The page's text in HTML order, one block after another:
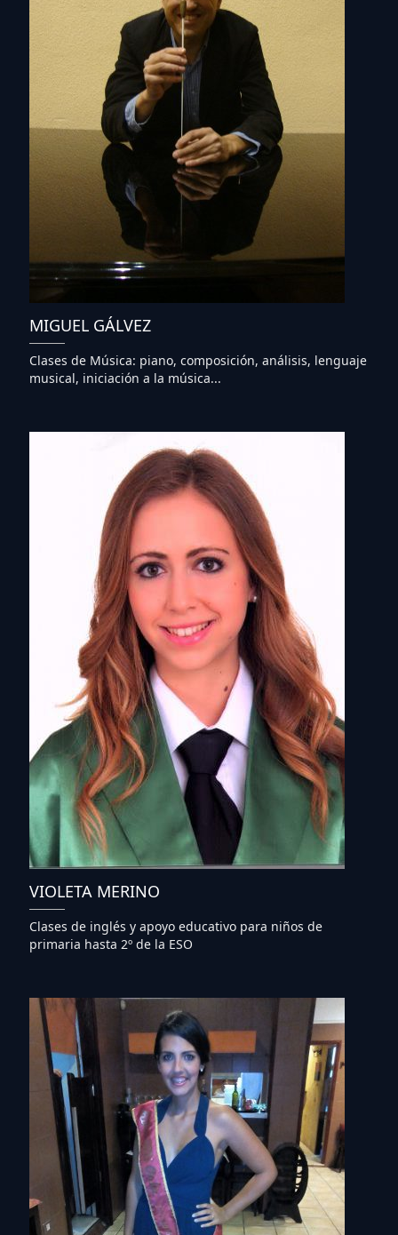
MIGUEL GÁLVEZ
Clases de Música: piano, composición, análisis, lenguaje
musical, iniciación a la música...
VIOLETA MERINO
Clases de inglés y apoyo educativo para niños de
primaria hasta 2º de la ESO